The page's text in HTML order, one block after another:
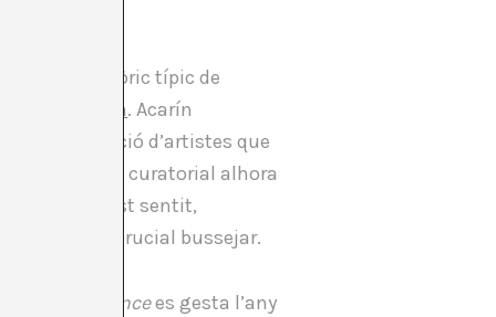
és el text teòric típic de
Xavier Acarín. Acarín
la participació d’artistes que
la tasca curatorial alhora
En aquest sentit,
on és crucial bussejar.
Coalescencees gesta l’any